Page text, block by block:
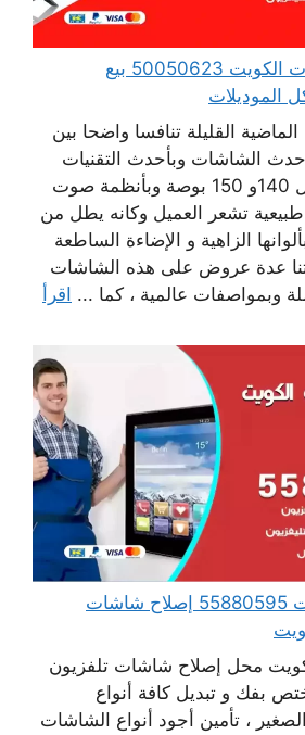
بيع تلفزيونات شاشات الكويت 50050623 بيع
الموديلات
القليلة تنافسا واضحا بين
الشاشات وبأحدث التقنيات
وبأحجام متنوعة تصل 140و 150 بوصة وبأنظمة صوت
تشعر العميل وكانه يطل من
الزاهية و الإضاءة الساطعة
عدة عروض على هذه الشاشات
وبمواصفات عالمية ، كما ... اقرأ
فني تصليح تلفزيونات 55880595 إصلاح شاشات
محل إصلاح شاشات تلفزيون
بفك و تبديل كافة أنواع
، تأمين أجود أنواع الشاشات